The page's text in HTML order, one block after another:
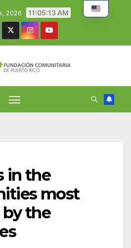
2026 11:05:13 AM
in the
most
the